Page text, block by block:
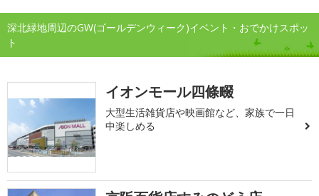
深北緑地周辺のGW(ゴールデンウィーク)イベント・おでかけスポッ
ト
イオンモール四條畷
大型生活雑貨店や映画館など、家族で一日
中楽しめる